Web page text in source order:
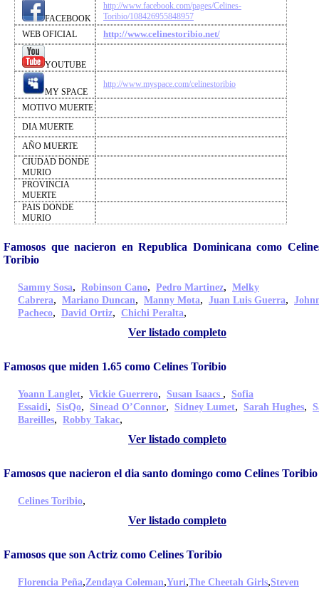
FACEBOOK
http://www.facebook.com/pages/Celines-
Toribio/108426955848957
WEB OFICIAL
http://www.celinestoribio.net/
YOUTUBE
MY SPACE
http://www.myspace.com/celinestoribio
MOTIVO MUERTE
DIA MUERTE
AÑO MUERTE
CIUDAD DONDE
MURIO
PROVINCIA
MUERTE
PAIS DONDE
MURIO
Famosos que nacieron en Republica Dominicana como
Toribio
Sammy Sosa, Robinson Cano, Pedro Martinez, Melky
Cabrera, Mariano Duncan, Manny Mota, Juan Luis Guerra,
Pacheco, David Ortiz, Chichi Peralta,
Ver listado completo
Famosos que miden 1.65 como Celines Toribio
Yoann Langlet, Vickie Guerrero, Susan Isaacs , Sofia
Essaidi, SisQo, Sinead O’Connor, Sidney Lumet, Sarah Hughes,
Bareilles, Robby Takac,
Ver listado completo
Famosos que nacieron el dia santo domingo como Celines Toribio
Celines Toribio,
Ver listado completo
Famosos que son Actriz como Celines Toribio
Florencia Peña,Zendaya Coleman,Yuri,The Cheetah Girls,Steven